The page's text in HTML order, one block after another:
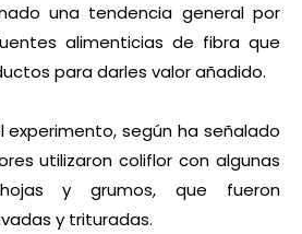
una tendencia general por
alimenticias de fibra que
para darles valor añadido.
experimento, según ha señalado
utilizaron coliflor con algunas
y grumos, que fueron
y trituradas.